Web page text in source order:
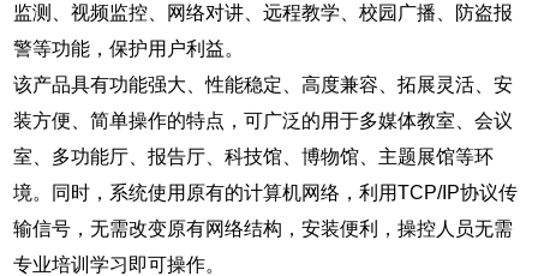
监测、视频监控、网络对讲、远程教学、校园广播、防盗报
警等功能，保护用户利益。
该产品具有功能强大、性能稳定、高度兼容、拓展灵活、安
装方便、简单操作的特点，可广泛的用于多媒体教室、会议
室、多功能厅、报告厅、科技馆、博物馆、主题展馆等环
境。同时，系统使用原有的计算机网络，利用TCP/IP协议传
输信号，无需改变原有网络结构，安装便利，操控人员无需
专业培训学习即可操作。